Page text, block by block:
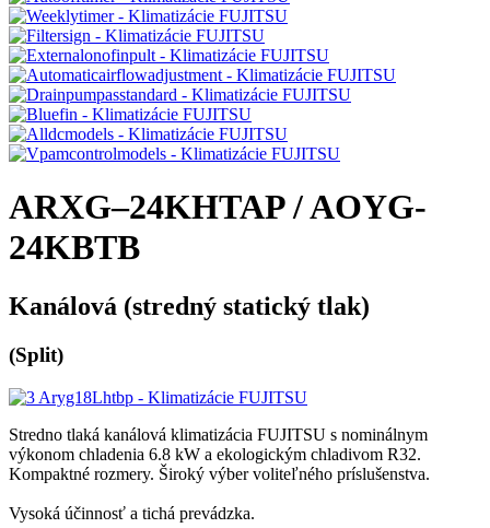
ARXG–24KHTAP / AOYG-
24KBTB
Kanálová (stredný statický tlak)
(Split)
Stredno tlaká kanálová klimatizácia FUJITSU s nominálnym
výkonom chladenia 6.8 kW a ekologickým chladivom R32.
Kompaktné rozmery. Široký výber voliteľného príslušenstva.
Vysoká účinnosť a tichá prevádzka.